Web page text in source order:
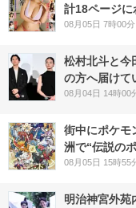
計18ページに
08月05日 7時00分
松村北斗と今
の方へ届けて
08月04日 14時00
街中にポケ
洲で“伝説の
08月05日 15時55
明治神宮外苑